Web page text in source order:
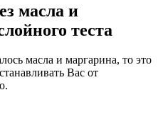
масла и
теста
масла и маргарина, то это
Вас от